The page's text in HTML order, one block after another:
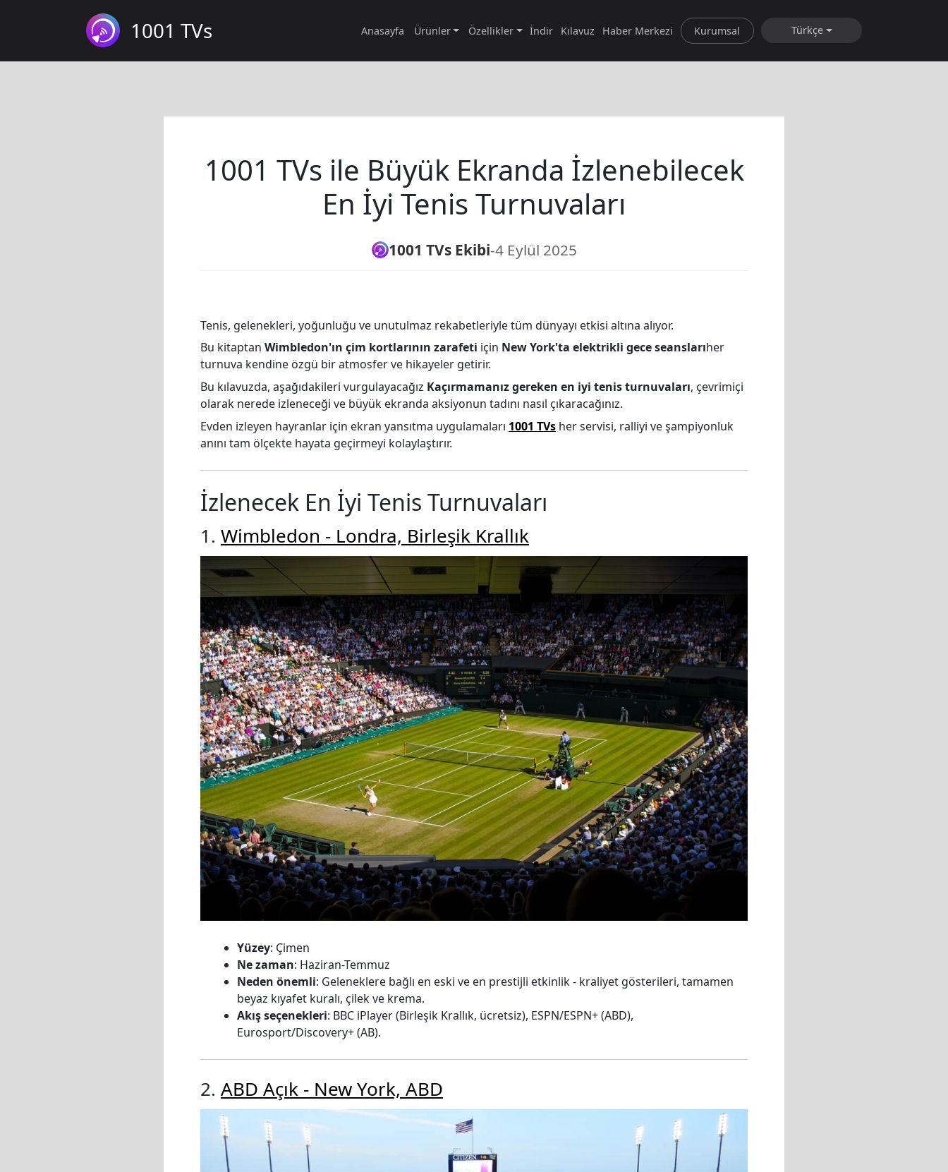
1001 TVs Anasayfa Ürünler Özellikler İndir Kılavuz Haber Merkezi Kurumsal Türkçe
1001 TVs ile Büyük Ekranda İzlenebilecek
En İyi Tenis Turnuvaları
1001 TVs Ekibi-4 Eylül 2025
Tenis, gelenekleri, yoğunluğu ve unutulmaz rekabetleriyle tüm dünyayı etkisi altına alıyor.
Bu kitaptan Wimbledon'ın çim kortlarının zarafeti için New York'ta elektrikli gece seanslarıher
turnuva kendine özgü bir atmosfer ve hikayeler getirir.
Bu kılavuzda, aşağıdakileri vurgulayacağız Kaçırmamanız gereken en iyi tenis turnuvaları, çevrimiçi
olarak nerede izleneceği ve büyük ekranda aksiyonun tadını nasıl çıkaracağınız.
Evden izleyen hayranlar için ekran yansıtma uygulamaları 1001 TVs her servisi, ralliyi ve şampiyonluk
anını tam ölçekte hayata geçirmeyi kolaylaştırır.
İzlenecek En İyi Tenis Turnuvaları
1. Wimbledon - Londra, Birleşik Krallık
Yüzey: Çimen
Ne zaman: Haziran-Temmuz
Neden önemli: Geleneklere bağlı en eski ve en prestijli etkinlik - kraliyet gösterileri, tamamen
beyaz kıyafet kuralı, çilek ve krema.
Akış seçenekleri: BBC iPlayer (Birleşik Krallık, ücretsiz), ESPN/ESPN+ (ABD),
Eurosport/Discovery+ (AB).
2. ABD Açık - New York, ABD